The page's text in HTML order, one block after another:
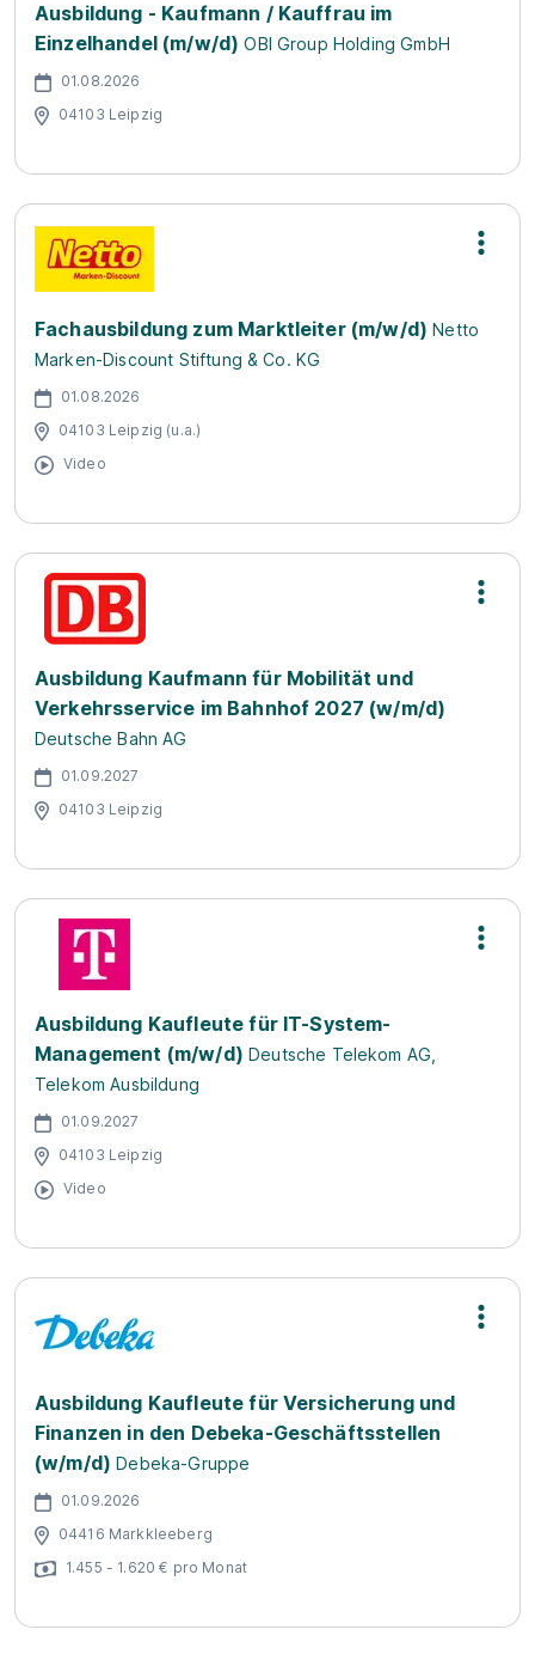
Ausbildung - Kaufmann / Kauffrau im
Einzelhandel (m/w/d) OBI Group Holding GmbH
01.08.2026
04103 Leipzig
Fachausbildung zum Marktleiter (m/w/d) Netto
Marken-Discount Stiftung & Co. KG
01.08.2026
04103 Leipzig (u.a.)
Video
Ausbildung Kaufmann für Mobilität und
Verkehrsservice im Bahnhof 2027 (w/m/d)
Deutsche Bahn AG
01.09.2027
04103 Leipzig
Ausbildung Kaufleute für IT-System-
Management (m/w/d) Deutsche Telekom AG,
Telekom Ausbildung
01.09.2027
04103 Leipzig
Video
Ausbildung Kaufleute für Versicherung und
Finanzen in den Debeka-Geschäftsstellen
(w/m/d)Debeka-Gruppe
01.09.2026
04416 Markkleeberg
1.455 - 1.620 € pro Monat